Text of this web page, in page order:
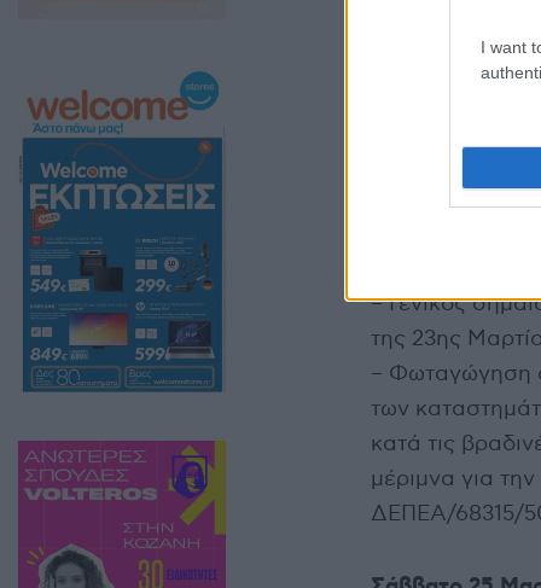
I want
– 12:30 μ.μ.:
στην Κεντρική
– Γενικός
της 23ης
– Φωταγώγηση
των
κατά τις
μέριμνα για
ΔΕΠΕΑ/68315/